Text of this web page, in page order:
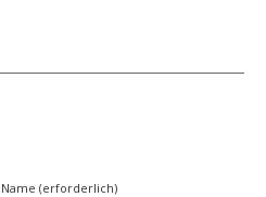
Name (erforderlich)